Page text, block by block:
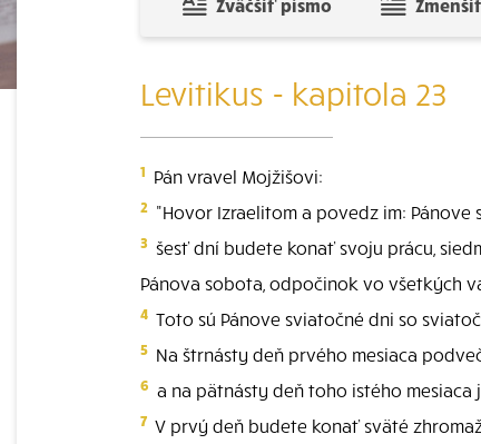
Levitikus - kapitola 23
1 Pán vravel Mojžišovi:
2 "Hovor Izraelitom a povedz im:
3 šesť dní budete konať svoju prácu,
Pánova sobota, odpočinok vo všetkých
4 Toto sú Pánove sviatočné dni so
5 Na štrnásty deň prvého mesiaca
6 a na pätnásty deň toho istého
7 V prvý deň budete konať sväté